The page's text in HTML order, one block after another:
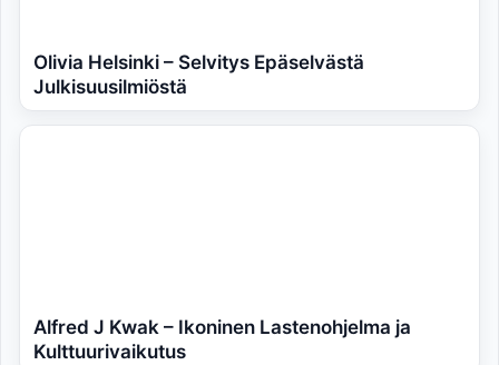
Olivia Helsinki – Selvitys Epäselvästä
Julkisuusilmiöstä
Alfred J Kwak – Ikoninen Lastenohjelma ja
Kulttuurivaikutus